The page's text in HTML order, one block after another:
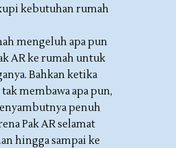
kebutuhan rumah
mengeluh apa pun
AR ke rumah untuk
Bahkan ketika
membawa apa pun,
penuh
Pak AR selamat
hingga sampai ke